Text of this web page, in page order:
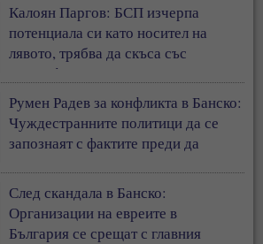
Калоян Паргов: БСП изчерпа
потенциала си като носител на
лявото, трябва да скъса със
съветофилската същност
Румен Радев за конфликта в Банско:
Чуждестранните политици да се
запознаят с фактите преди да
След скандала в Банско:
Организации на евреите в
България се срещат с главния